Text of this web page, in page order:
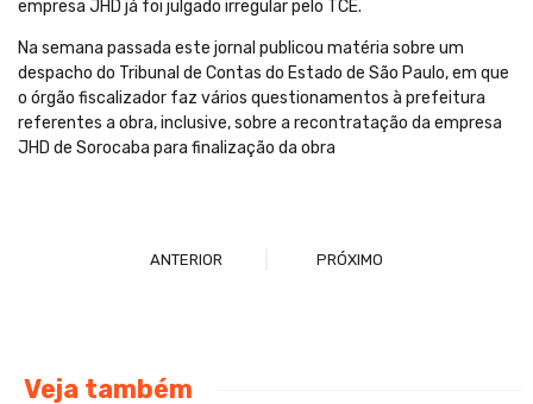
empresa JHD já foi julgado irregular pelo TCE.
Na semana passada este jornal publicou matéria sobre um
despacho do Tribunal de Contas do Estado de São Paulo, em que
o órgão fiscalizador faz vários questionamentos à prefeitura
referentes a obra, inclusive, sobre a recontratação da empresa
JHD de Sorocaba para finalização da obra
ANTERIOR PRÓXIMO
Veja também